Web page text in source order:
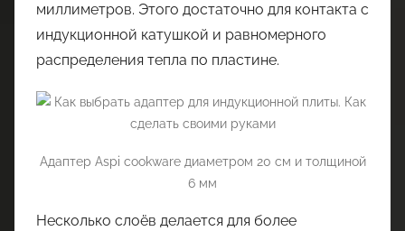
миллиметров. Этого достаточно для контакта с
индукционной катушкой и равномерного
распределения тепла по пластине.
Адаптер Aspi cookware диаметром 20 см и толщиной
6 мм
Несколько слоёв делается для более